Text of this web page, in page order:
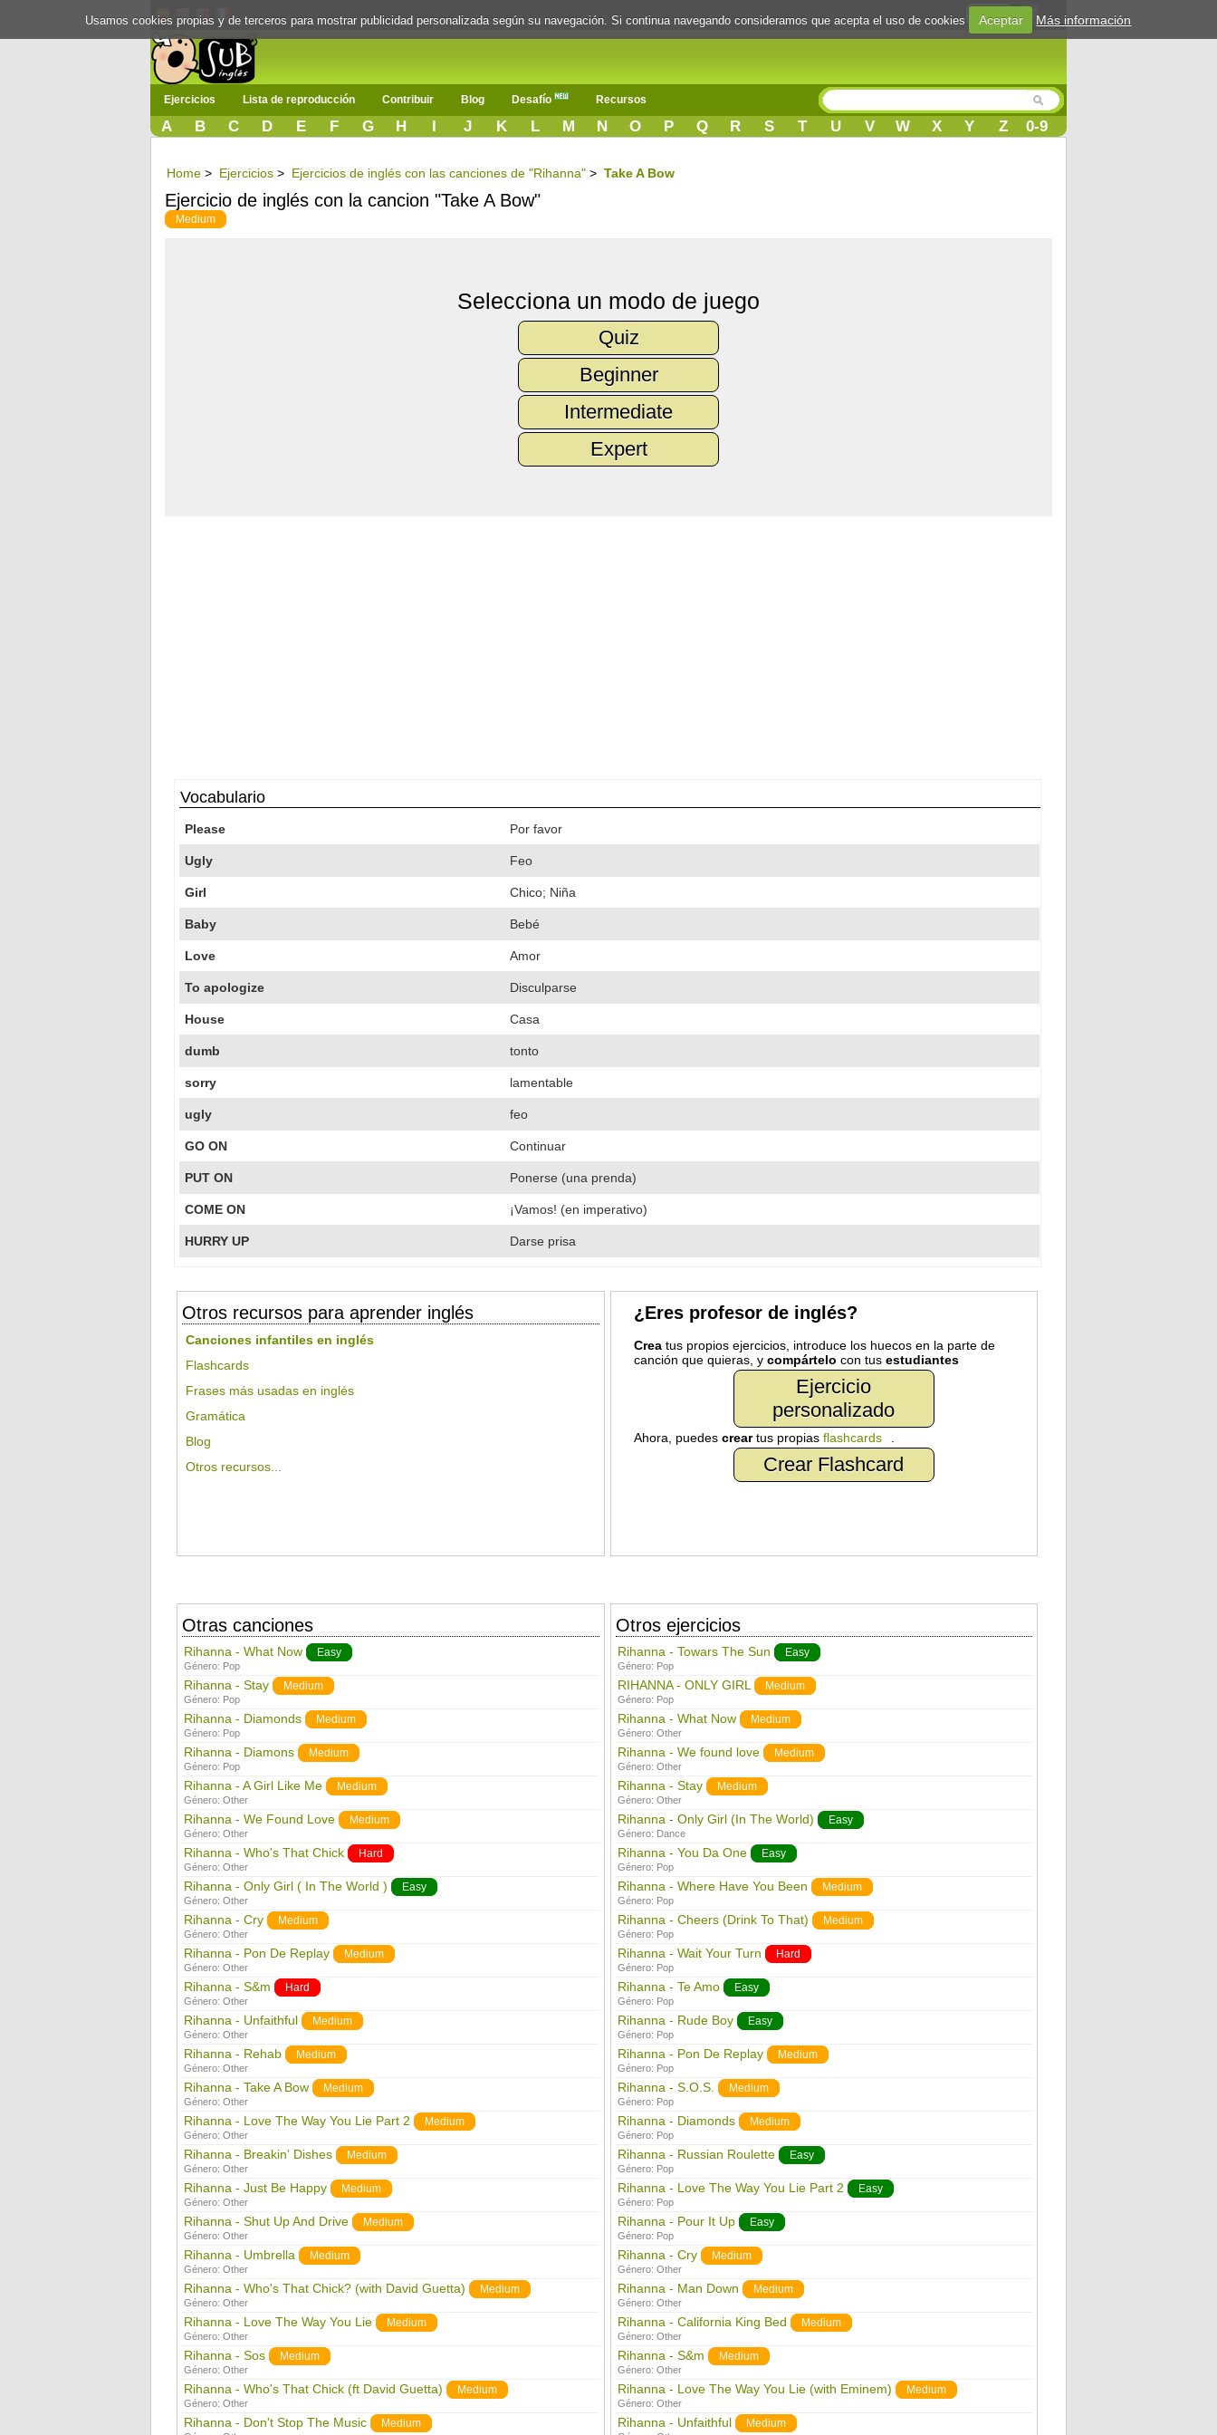
Login
Ejercicios Lista de reproducción Contribuir Blog Desafío Recursos
A B C D E F G H I J K L M N O P Q R S T U V W X Y Z 0-9
Home > Ejercicios > Ejercicios de inglés con las canciones de "Rihanna" > Take A Bow
Ejercicio de inglés con la cancion "Take A Bow"
Medium
Selecciona un modo de juego
Quiz
Beginner
Intermediate
Expert
Vocabulario
Please Por favor
Ugly Feo
Girl Chico; Niña
Baby Bebé
Love Amor
To apologize Disculparse
House Casa
dumb tonto
sorry lamentable
ugly feo
GO ON Continuar
PUT ON Ponerse (una prenda)
COME ON ¡Vamos! (en imperativo)
HURRY UP Darse prisa
Otros recursos para aprender inglés
Canciones infantiles en inglés
Flashcards
Frases más usadas en inglés
Gramática
Blog
Otros recursos...
¿Eres profesor de inglés?
Creatus propios ejercicios, introduce los huecos en la parte de
canción que quieras, y compártelo con tus estudiantes
Ejercicio
personalizado
Ahora, puedes creartus propias flashcards
Crear Flashcard
Otras canciones
Rihanna - What Now Easy
Género: Pop
Rihanna - Stay Medium
Género: Pop
Rihanna - Diamonds Medium
Género: Pop
Rihanna - Diamons Medium
Género: Pop
Rihanna - A Girl Like Me Medium
Género: Other
Rihanna - We Found Love Medium
Género: Other
Rihanna - Who's That Chick Hard
Género: Other
Rihanna - Only Girl ( In The World ) Easy
Género: Other
Rihanna - Cry Medium
Género: Other
Rihanna - Pon De Replay Medium
Género: Other
Rihanna - S&m Hard
Género: Other
Rihanna - Unfaithful Medium
Género: Other
Rihanna - Rehab Medium
Género: Other
Rihanna - Take A Bow Medium
Género: Other
Rihanna - Love The Way You Lie Part 2 Medium
Género: Other
Rihanna - Breakin' Dishes Medium
Género: Other
Rihanna - Just Be Happy Medium
Género: Other
Rihanna - Shut Up And Drive Medium
Género: Other
Rihanna - Umbrella Medium
Género: Other
Rihanna - Who's That Chick? (with David Guetta) Medium
Género: Other
Rihanna - Love The Way You Lie Medium
Género: Other
Rihanna - Sos Medium
Género: Other
Rihanna - Who's That Chick (ft David Guetta) Medium
Género: Other
Rihanna - Don't Stop The Music Medium
Otros ejercicios
Rihanna - Towars The Sun Easy
Género: Pop
RIHANNA - ONLY GIRL Medium
Género: Pop
Rihanna - What Now Medium
Género: Other
Rihanna - We found love Medium
Género: Other
Rihanna - Stay Medium
Género: Other
Rihanna - Only Girl (In The World) Easy
Género: Dance
Rihanna - You Da One Easy
Género: Pop
Rihanna - Where Have You Been Medium
Género: Pop
Rihanna - Cheers (Drink To That) Medium
Género: Pop
Rihanna - Wait Your Turn Hard
Género: Pop
Rihanna - Te Amo Easy
Género: Pop
Rihanna - Rude Boy Easy
Género: Pop
Rihanna - Pon De Replay Medium
Género: Pop
Rihanna - S.O.S. Medium
Género: Pop
Rihanna - Diamonds Medium
Género: Pop
Rihanna - Russian Roulette Easy
Género: Pop
Rihanna - Love The Way You Lie Part 2 Easy
Género: Pop
Rihanna - Pour It Up Easy
Género: Pop
Rihanna - Cry Medium
Género: Other
Rihanna - Man Down Medium
Género: Other
Rihanna - California King Bed Medium
Género: Other
Rihanna - S&m Medium
Género: Other
Rihanna - Love The Way You Lie (with Eminem) Medium
Género: Other
Rihanna - Unfaithful Medium
Usamos cookies propias y de terceros para mostrar publicidad personalizada según su navegación. Si continua navegando consideramos que acepta el uso de cookies Aceptar Más información